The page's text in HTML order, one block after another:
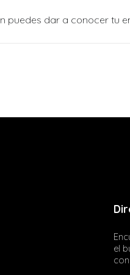
puedes dar a conocer tu
el